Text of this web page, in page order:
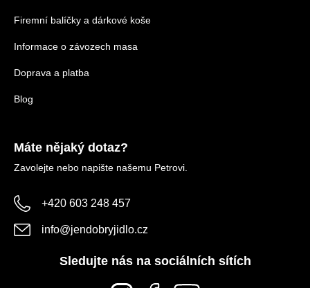
Firemní balíčky a dárkové koše
Informace o závozech masa
Doprava a platba
Blog
Máte nějaký dotaz?
Zavolejte nebo napište našemu Petrovi.
+420 603 248 457
info@jendobryjidlo.cz
Sledujte nás na sociálních sítích